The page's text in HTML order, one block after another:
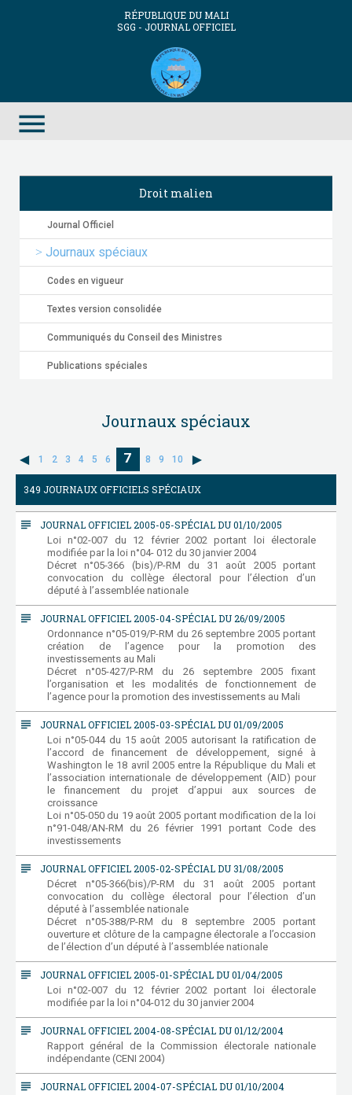
RÉPUBLIQUE DU MALI
SGG - JOURNAL OFFICIEL
menu
Droit malien
Journal Officiel
Journaux spéciaux
Codes en vigueur
Textes version consolidée
Communiqués du Conseil des Ministres
Publications spéciales
Journaux spéciaux
1 2 3 4 5 6 7 8 9 10
349 JOURNAUX OFFICIELS SPÉCIAUX
subject JOURNAL OFFICIEL 2005-05-SPÉCIAL DU 01/10/2005
Loi n°02-007 du 12 février 2002 portant loi électorale
modifiée par la loi n°04- 012 du 30 janvier 2004
Décret n°05-366 (bis)/P-RM du 31 août 2005 portant
convocation du collège électoral pour l’élection d’un
député à l’assemblée nationale
subject JOURNAL OFFICIEL 2005-04-SPÉCIAL DU 26/09/2005
Ordonnance n°05-019/P-RM du 26 septembre 2005 portant
création de l’agence pour la promotion des
investissements au Mali
Décret n°05-427/P-RM du 26 septembre 2005 fixant
l’organisation et les modalités de fonctionnement de
l’agence pour la promotion des investissements au Mali
subject JOURNAL OFFICIEL 2005-03-SPÉCIAL DU 01/09/2005
Loi n°05-044 du 15 août 2005 autorisant la ratification de
l’accord de financement de développement, signé à
Washington le 18 avril 2005 entre la République du Mali et
l’association internationale de développement (AID) pour
le financement du projet d’appui aux sources de
croissance
Loi n°05-050 du 19 août 2005 portant modification de la loi
n°91-048/AN-RM du 26 février 1991 portant Code des
investissements
subject JOURNAL OFFICIEL 2005-02-SPÉCIAL DU 31/08/2005
Décret n°05-366(bis)/P-RM du 31 août 2005 portant
convocation du collège électoral pour l’élection d’un
député à l’assemblée nationale
Décret n°05-388/P-RM du 8 septembre 2005 portant
ouverture et clôture de la campagne électorale a l’occasion
de l’élection d’un député à l’assemblée nationale
subject JOURNAL OFFICIEL 2005-01-SPÉCIAL DU 01/04/2005
Loi n°02-007 du 12 février 2002 portant loi électorale
modifiée par la loi n°04-012 du 30 janvier 2004
subject JOURNAL OFFICIEL 2004-08-SPÉCIAL DU 01/12/2004
Rapport général de la Commission électorale nationale
indépendante (CENI 2004)
subject JOURNAL OFFICIEL 2004-07-SPÉCIAL DU 01/10/2004